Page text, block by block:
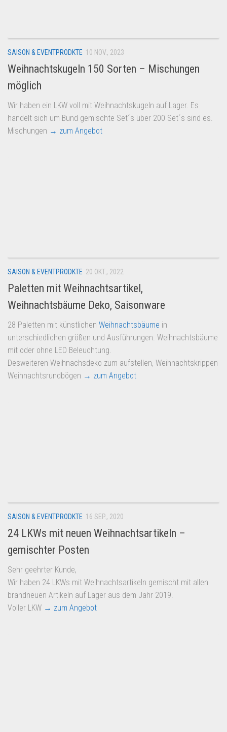
Amazon
Aldi
Lidl
Kostenlos verkaufen
Anmelden
SAISON & EVENTPRODKTE 10 NOV., 2023
Weihnachtskugeln 150 Sorten – Mischungen
möglich
Wir haben ein LKW voll mit Weihnachtskugeln auf Lager. Es
handelt sich um Bund gemischte Set´s über 200 Set´s sind es.
Mischungen → zum Angebot
SAISON & EVENTPRODKTE 20 OKT., 2022
Paletten mit Weihnachtsartikel,
Weihnachtsbäume Deko, Saisonware
28 Paletten mit künstlichen Weihnachtsbäume in
unterschiedlichen größen und Ausführungen. Weihnachtsbäume
mit oder ohne LED Beleuchtung.
Desweiteren Weihnachsdeko zum aufstellen, Weihnachtskrippen
Weihnachtsrundbögen → zum Angebot
SAISON & EVENTPRODKTE 16 SEP., 2020
24 LKWs mit neuen Weihnachtsartikeln –
gemischter Posten
Sehr geehrter Kunde,
Wir haben 24 LKWs mit Weihnachtsartikeln gemischt mit allen
brandneuen Artikeln auf Lager aus dem Jahr 2019.
Voller LKW → zum Angebot